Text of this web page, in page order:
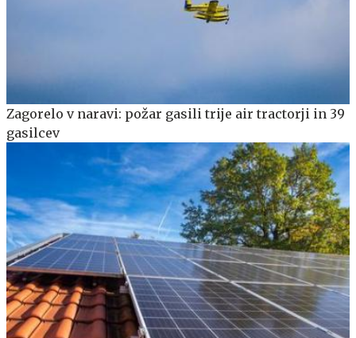
Zagorelo v naravi: požar gasili trije air tractorji in 39
gasilcev